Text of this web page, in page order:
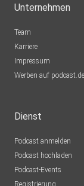
Unternehmen
Team
Karriere
Impressum
Werben auf podcast.de
Dienst
Podcast anmelden
Podcast hochladen
Podcast-Events
Registrierung